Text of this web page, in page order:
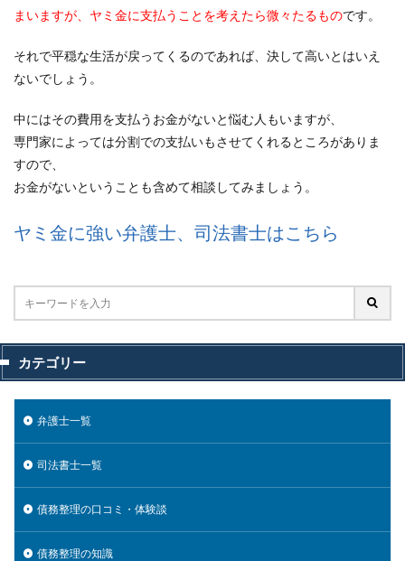
まいますが、ヤミ金に支払うことを考えたら微々たるものです。
それで平穏な生活が戻ってくるのであれば、決して高いとはいえ
ないでしょう。
中にはその費用を支払うお金がないと悩む人もいますが、
専門家によっては分割での支払いもさせてくれるところがありま
すので、
お金がないということも含めて相談してみましょう。
ヤミ金に強い弁護士、司法書士はこちら
カテゴリー
弁護士一覧
司法書士一覧
債務整理の口コミ・体験談
債務整理の知識